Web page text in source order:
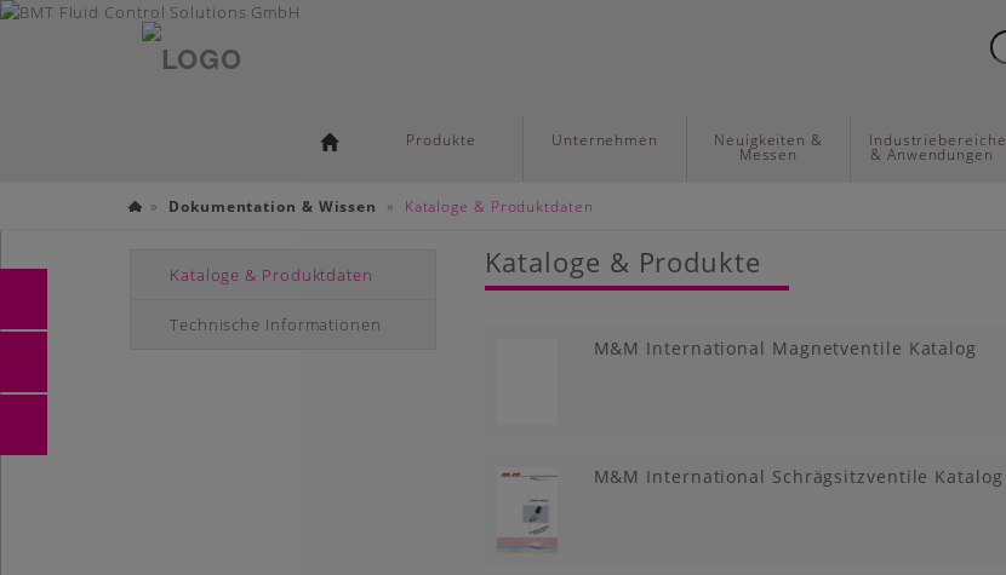
Produkte Unternehmen Neuigkeiten &
Messen
Industriebereiche
& Anwendungen
» Dokumentation & Wissen » Kataloge & Produktdaten
Kataloge & Produktdaten
Technische Informationen
Kataloge & Produkte
M&M International Magnetventile Katalog
M&M International Schrägsitzventile Katalog